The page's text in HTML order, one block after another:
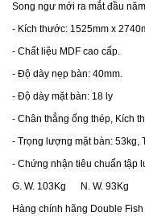
Song ngư mới ra mắt đầu
- Kích thước: 1525mm x
- Chất liệu MDF cao cấp.
- Độ dày nẹp bàn: 40mm.
- Độ dày mặt bàn: 18 ly
- Chân thẳng ống thép, Kích
- Trọng lượng mặt bàn: 53kg,
- Chứng nhận tiêu chuẩn tập
G. W. 103Kg N. W. 93Kg
Hàng chính hãng Double